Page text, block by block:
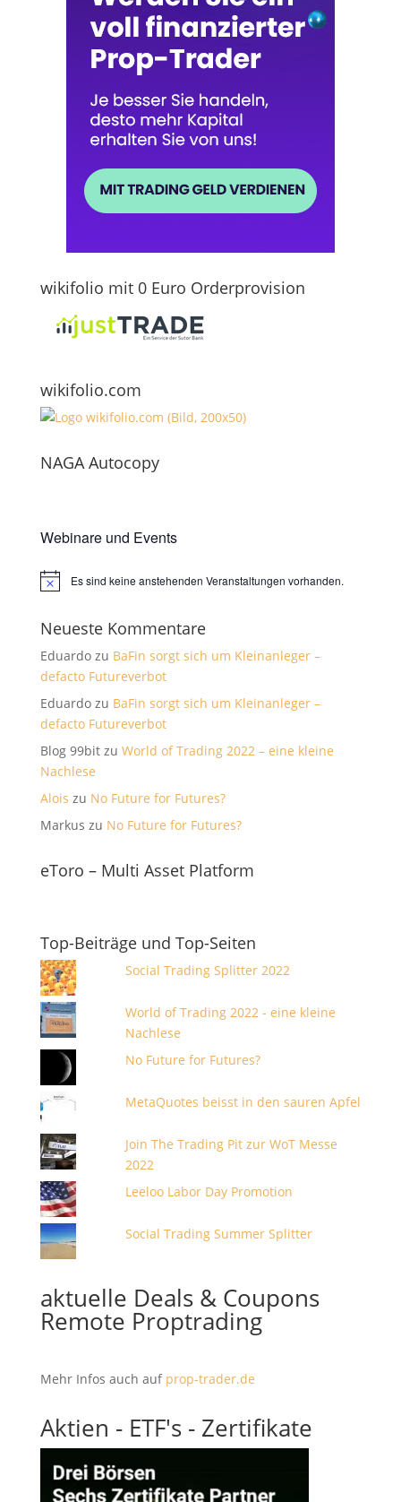
wikifolio mit 0 Euro Orderprovision
wikifolio.com
NAGA Autocopy
Webinare und Events
HinweisEs sind keine anstehenden Veranstaltungen vorhanden.
Neueste Kommentare
Eduardozu BaFin sorgt sich um Kleinanleger –
defacto Futureverbot
Eduardozu BaFin sorgt sich um Kleinanleger –
defacto Futureverbot
Blog 99bitzu World of Trading 2022 – eine kleine
Nachlese
Alois zu No Future for Futures?
Markus zu No Future for Futures?
eToro – Multi Asset Platform
Top-Beiträge und Top-Seiten
Social Trading Splitter 2022
World of Trading 2022 - eine kleine
Nachlese
No Future for Futures?
MetaQuotes beisst in den sauren Apfel
Join The Trading Pit zur WoT Messe
2022
Leeloo Labor Day Promotion
Social Trading Summer Splitter
aktuelle Deals & Coupons
Remote Proptrading
Mehr Infos auch auf prop-trader.de
Aktien - ETF's - Zertifikate